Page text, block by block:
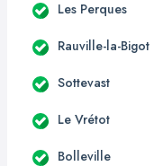
Les Perques
Rauville-la-Bigot
Sottevast
Le Vrétot
Bolleville